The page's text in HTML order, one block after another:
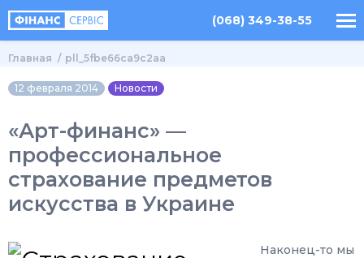
(068) 349-38-55
Главная pll_5fbe66ca9c2aa
12 февраля 2014 Новости
«Арт-финанс» —
профессиональное
страхование предметов
искусства в Украине
Наконец-то мы